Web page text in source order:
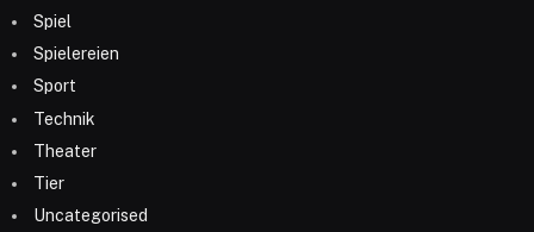
Spiel
Spielereien
Sport
Technik
Theater
Tier
Uncategorised